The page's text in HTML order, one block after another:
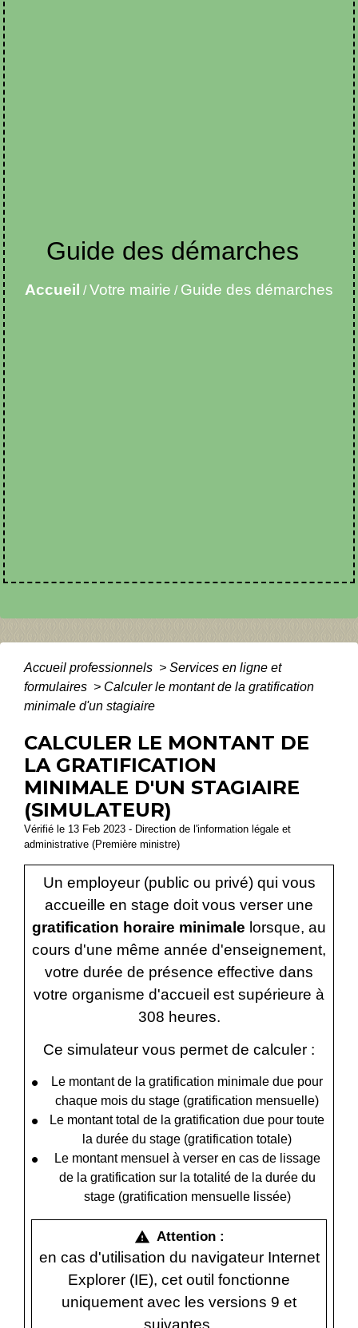
Guide des démarches
Accueil /Votre mairie / Guide des démarches
Accueil professionnels > Services en ligne et
formulaires > Calculer le montant de la gratification
minimale d'un stagiaire
CALCULER LE MONTANT DE
LA GRATIFICATION
MINIMALE D'UN STAGIAIRE
(SIMULATEUR)
Vérifié le 13 Feb 2023 - Direction de l'information légale et
administrative (Première ministre)
Un employeur (public ou privé) qui vous
accueille en stage doit vous verser une
gratification horaire minimale lorsque, au
cours d'une même année d'enseignement,
votre durée de présence effective dans
votre organisme d'accueil est supérieure à
308 heures.
Ce simulateur vous permet de calculer :
Le montant de la gratification minimale due pour
chaque mois du stage (gratification mensuelle)
Le montant total de la gratification due pour toute
la durée du stage (gratification totale)
Le montant mensuel à verser en cas de lissage
de la gratification sur la totalité de la durée du
stage (gratification mensuelle lissée)
warning Attention :
en cas d'utilisation du navigateur Internet
Explorer (IE), cet outil fonctionne
uniquement avec les versions 9 et
suivantes.